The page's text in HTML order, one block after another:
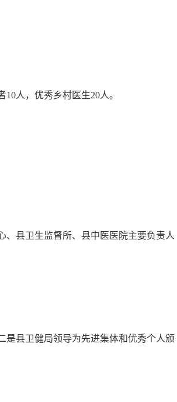
人，优秀乡村医生20人。
、县卫生监督所、县中医医院主要负责人
是县卫健局领导为先进集体和优秀个人颁